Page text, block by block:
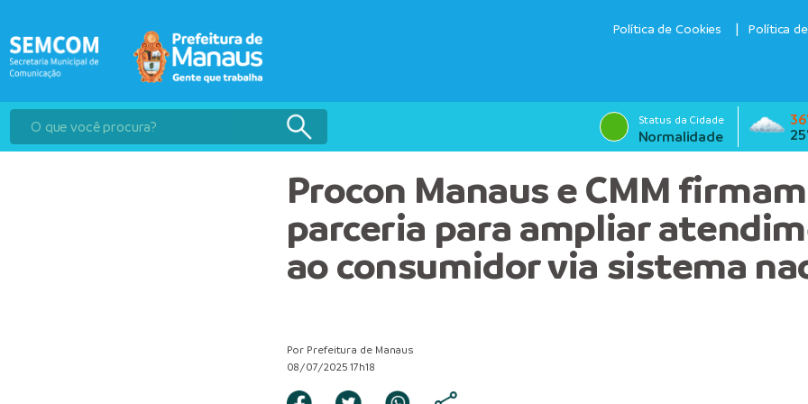
Política de Cookies Política
Status da Cidade
Normalidade
Procon Manaus e CMM firmam
parceria para ampliar
ao consumidor via sistema
Por Prefeitura de Manaus
08/07/2025 17h18